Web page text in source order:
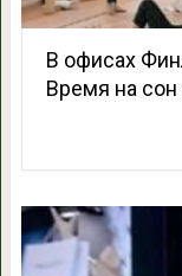
В офисах
Время на сон